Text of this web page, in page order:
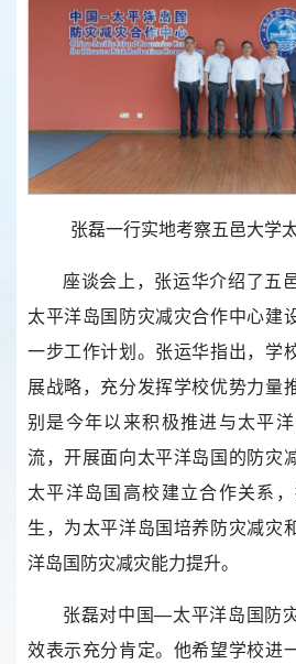
张磊一行实地考察五邑大学
座谈会上，张运华介绍了五
太平洋岛国防灾减灾合作中心建
一步工作计划。张运华指出，学
展战略，充分发挥学校优势力量
别是今年以来积极推进与太平
流，开展面向太平洋岛国的防灾
太平洋岛国高校建立合作关系
生，为太平洋岛国培养防灾减灾
洋岛国防灾减灾能力提升。
张磊对中国—太平洋岛国防
效表示充分肯定。他希望学校进